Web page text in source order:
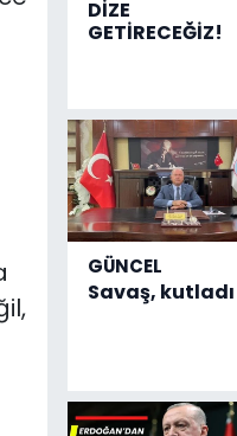
DİZE
GETİRECEĞİZ!
GÜNCEL
Savaş, kutladı